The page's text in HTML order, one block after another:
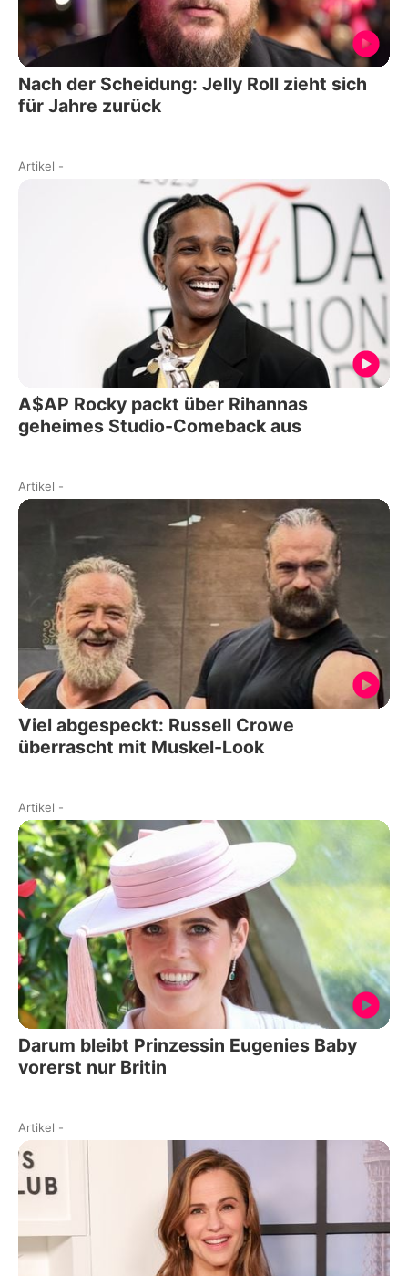
Nach der Scheidung: Jelly Roll zieht sich
für Jahre zurück
Artikel -
A$AP Rocky packt über Rihannas
geheimes Studio-Comeback aus
Artikel -
Viel abgespeckt: Russell Crowe
überrascht mit Muskel-Look
Artikel -
Darum bleibt Prinzessin Eugenies Baby
vorerst nur Britin
Artikel -